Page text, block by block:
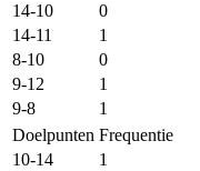
14-10
0
14-11
1
8-10
0
9-12
1
9-8
1
Doelpunten Frequentie
10-14
1